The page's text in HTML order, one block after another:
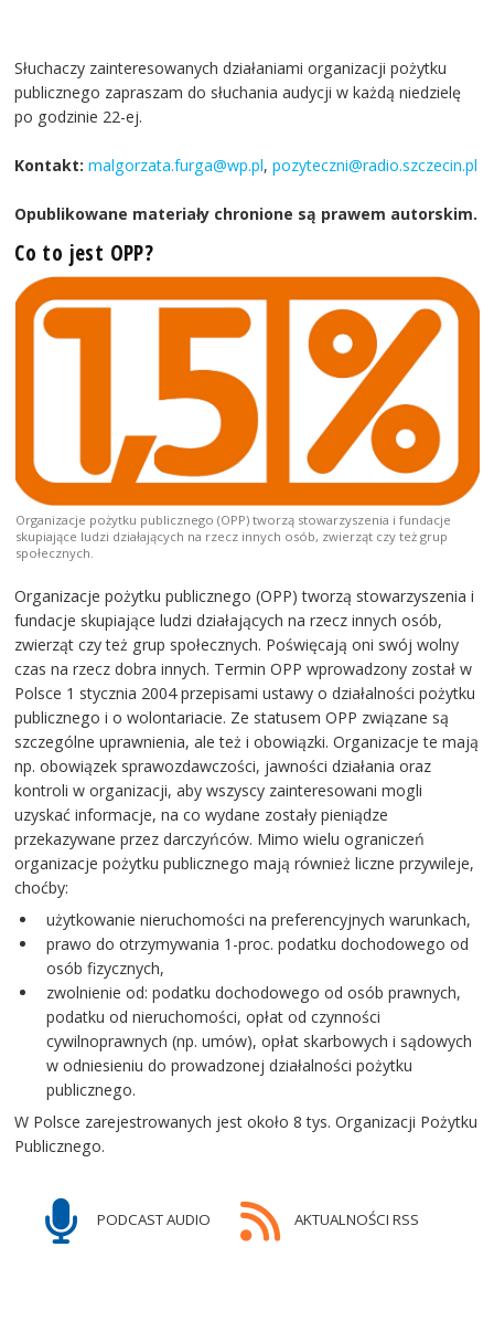
Słuchaczy zainteresowanych działaniami organizacji pożytku
publicznego zapraszam do słuchania audycji w każdą niedzielę
po godzinie 22-ej.
Kontakt: malgorzata.furga@wp.pl,pozyteczni@radio.szczecin.pl
Opublikowane materiały chronione są prawem autorskim.
Co to jest OPP?
Organizacje pożytku publicznego (OPP) tworzą stowarzyszenia i fundacje
skupiające ludzi działających na rzecz innych osób, zwierząt czy też grup
społecznych.
Organizacje pożytku publicznego (OPP) tworzą stowarzyszenia i
fundacje skupiające ludzi działających na rzecz innych osób,
zwierząt czy też grup społecznych. Poświęcają oni swój wolny
czas na rzecz dobra innych. Termin OPP wprowadzony został w
Polsce 1 stycznia 2004 przepisami ustawy o działalności pożytku
publicznego i o wolontariacie. Ze statusem OPP związane są
szczególne uprawnienia, ale też i obowiązki. Organizacje te mają
np. obowiązek sprawozdawczości, jawności działania oraz
kontroli w organizacji, aby wszyscy zainteresowani mogli
uzyskać informacje, na co wydane zostały pieniądze
przekazywane przez darczyńców. Mimo wielu ograniczeń
organizacje pożytku publicznego mają również liczne przywileje,
choćby:
użytkowanie nieruchomości na preferencyjnych warunkach,
prawo do otrzymywania 1-proc. podatku dochodowego od
osób fizycznych,
zwolnienie od: podatku dochodowego od osób prawnych,
podatku od nieruchomości, opłat od czynności
cywilnoprawnych (np. umów), opłat skarbowych i sądowych
w odniesieniu do prowadzonej działalności pożytku
publicznego.
W Polsce zarejestrowanych jest około 8 tys. Organizacji Pożytku
Publicznego.
PODCAST AUDIO AKTUALNOŚCI RSS